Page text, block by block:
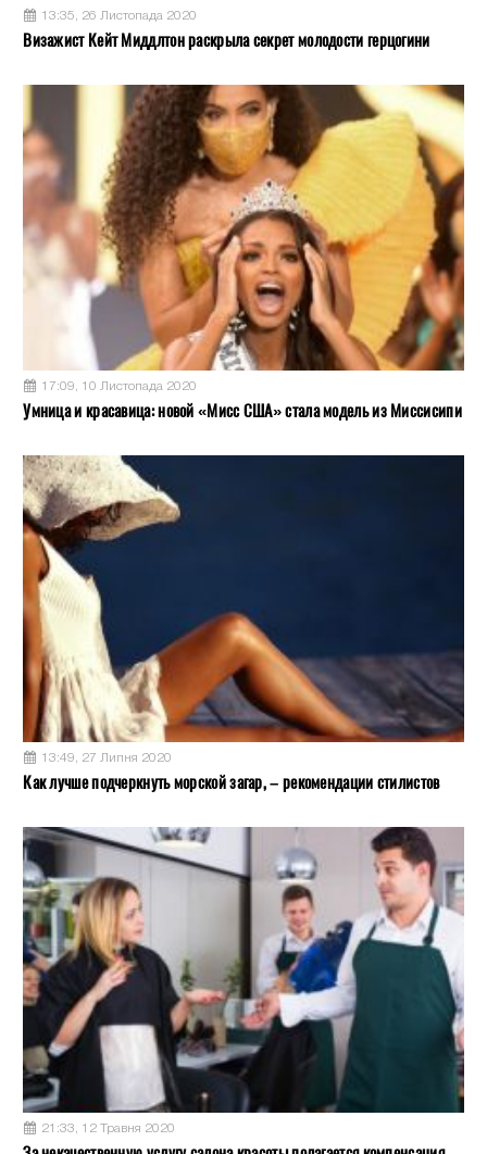
13:35, 26 Листопада 2020
Визажист Кейт Миддлтон раскрыла секрет молодости герцогини
17:09, 10 Листопада 2020
Умница и красавица: новой «Мисс США» стала модель из Миссисипи
13:49, 27 Липня 2020
Как лучше подчеркнуть морской загар, – рекомендации стилистов
21:33, 12 Травня 2020